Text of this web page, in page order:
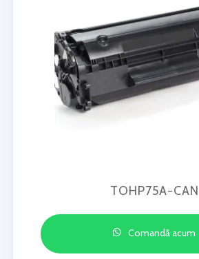
TOHP75A-CAN
Comandă acum